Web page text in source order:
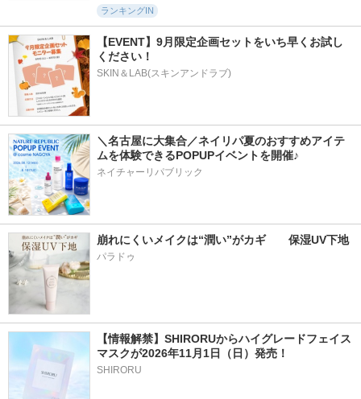
ランキングIN
【EVENT】9月限定企画セットをいち早くお試し
ください！
SKIN＆LAB(スキンアンドラブ)
＼名古屋に大集合／ネイリパ夏のおすすめアイテ
ムを体験できるPOPUPイベントを開催♪
ネイチャーリパブリック
崩れにくいメイクは“潤い”がカギ　　保湿UV下地
パラドゥ
【情報解禁】SHIRORUからハイグレードフェイス
マスクが2026年11月1日（日）発売！
SHIRORU